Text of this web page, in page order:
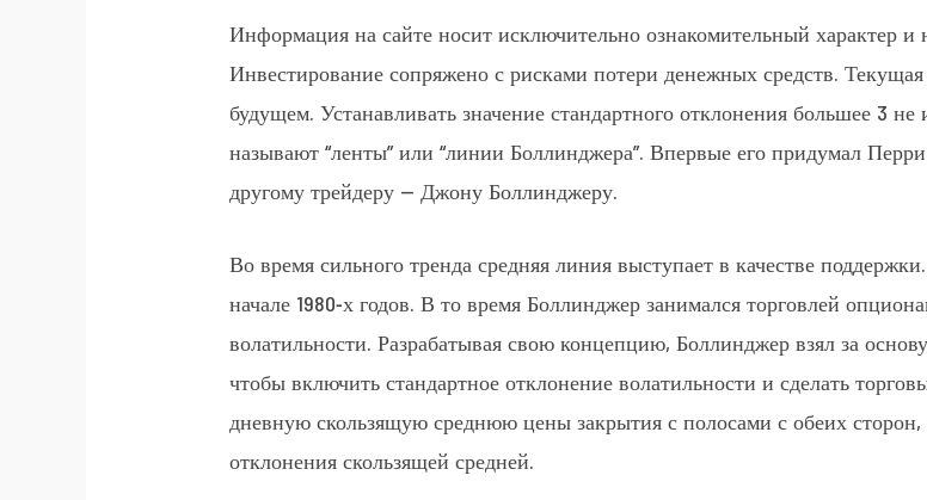
Информация на сайте носит исключительно ознакомительный характер
Инвестирование сопряжено с рисками потери денежных средств.
будущем. Устанавливать значение стандартного отклонения большее 3
называют “ленты” или “линии Боллинджера”. Впервые его придумал
другому трейдеру — Джону Боллинджеру.
Во время сильного тренда средняя линия выступает в качестве
начале 1980-х годов. В то время Боллинджер занимался торговлей
волатильности. Разрабатывая свою концепцию, Боллинджер взял за
чтобы включить стандартное отклонение волатильности и сделать
дневную скользящую среднюю цены закрытия с полосами с обеих
отклонения скользящей средней.